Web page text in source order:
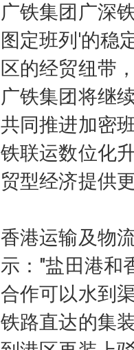
广铁集团广深
图定班列'的稳
区的经贸纽带
广铁集团将继
共同推进加密
铁联运数位化
贸型经济提供
香港运输及物
示："盐田港和
合作可以水到
铁路直达的集